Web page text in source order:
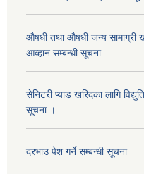
औषधी तथा औषधी जन्य सामाग्री
आव्हान सम्बन्धी सूचना
सेनिटरी प्याड खरिदका लागि
सूचना ।
दरभाउ पेश गर्ने सम्बन्धी सूचना